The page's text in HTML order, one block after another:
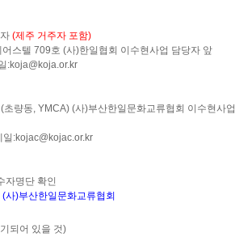
(제주 거주자 포함)
스텔 709호 (사)한일협회 이수현사업 담당자 앞
:koja@koja.or.kr
량동, YMCA) (사)부산한일문화교류협회 이수현사업
:kojac@kojac.or.kr
자명단 확인
(사)부산한일문화교류협회
되어 있을 것)